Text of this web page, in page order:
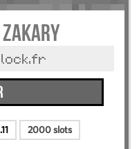
Zakary
2000 slots